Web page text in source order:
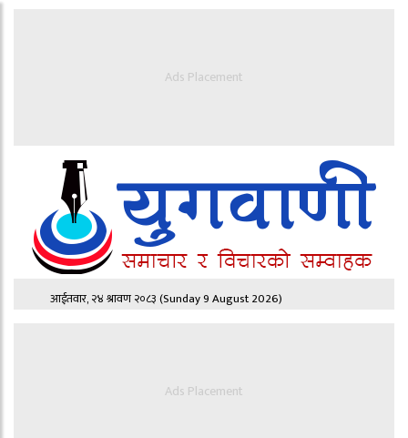
Ads Placement
आईतवार, २४ श्रावण २०८३(Sunday 9 August 2026)
Ads Placement